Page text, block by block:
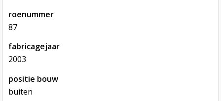
roenummer
87
fabricagejaar
2003
positie bouw
buiten